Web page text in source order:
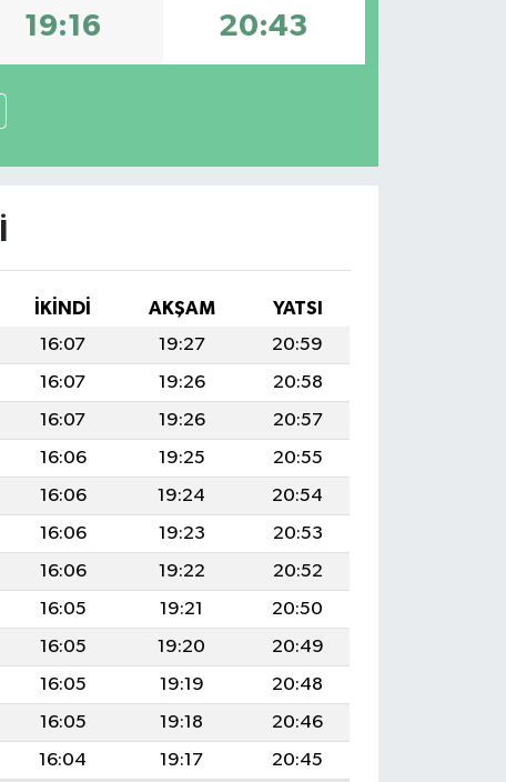
19:16 20:43
İKINDI AKŞAM
YATSI
16:07 19:27
20:59
16:07 19:26
20:58
16:07 19:26
20:57
16:06 19:25
20:55
16:06 19:24
20:54
16:06 19:23
20:53
16:06 19:22
20:52
16:05 19:21
20:50
16:05 19:20
20:49
16:05 19:19
20:48
16:05 19:18
20:46
16:04 19:17
20:45